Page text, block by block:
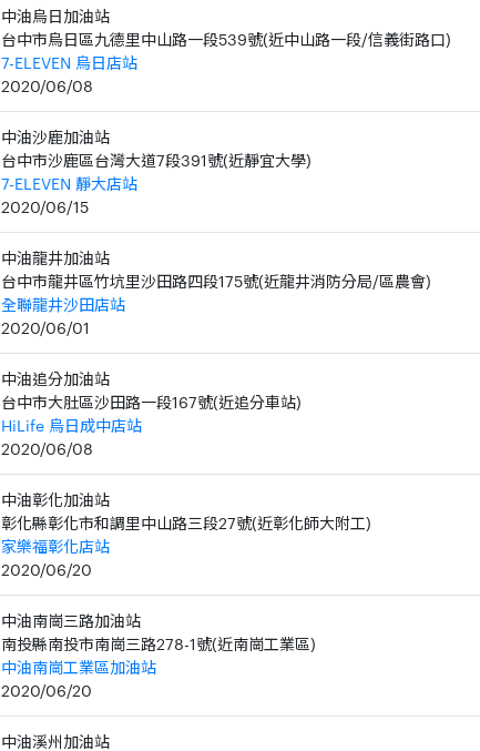
中油烏日加油站
台中市烏日區九德里中山路一段539號(近中山路一段/信義街路口)
7-ELEVEN 烏日店站
2020/06/08
中油沙鹿加油站
台中市沙鹿區台灣大道7段391號(近靜宜大學)
7-ELEVEN 靜大店站
2020/06/15
中油龍井加油站
台中市龍井區竹坑里沙田路四段175號(近龍井消防分局/區農會)
全聯龍井沙田店站
2020/06/01
中油追分加油站
台中市大肚區沙田路一段167號(近追分車站)
HiLife 烏日成中店站
2020/06/08
中油彰化加油站
彰化縣彰化市和調里中山路三段27號(近彰化師大附工)
家樂福彰化店站
2020/06/20
中油南崗三路加油站
南投縣南投市南崗三路278-1號(近南崗工業區)
中油南崗工業區加油站
2020/06/20
中油溪州加油站